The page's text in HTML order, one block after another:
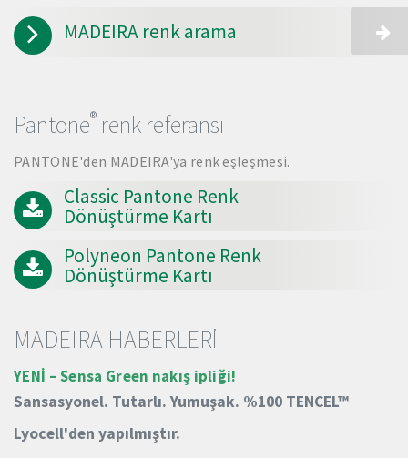
MADEIRA renk arama
Pantone® renk referansı
PANTONE'den MADEIRA'ya renk eşleşmesi.
Classic Pantone Renk
Dönüştürme Kartı
Polyneon Pantone Renk
Dönüştürme Kartı
MADEIRA HABERLERİ
YENİ – Sensa Green nakış ipliği!
Sansasyonel. Tutarlı. Yumuşak. %100 TENCEL™
Lyocell'den yapılmıştır.